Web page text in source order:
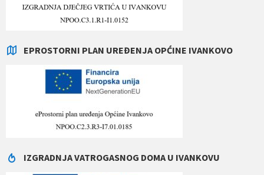
EPROSTORNI PLAN UREĐENJA OPĆINE IVANKOVO
IZGRADNJA VATROGASNOG DOMA U IVANKOVU